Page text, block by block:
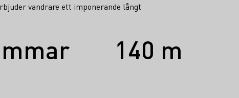
vandrare ett imponerande långt
140 m